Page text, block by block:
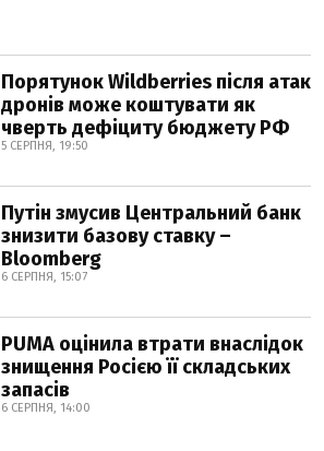
Порятунок Wildberries після атак
дронів може коштувати як
чверть дефіциту бюджету РФ
5 СЕРПНЯ, 19:50
Путін змусив Центральний банк
знизити базову ставку –
Bloomberg
6 СЕРПНЯ, 15:07
PUMA оцінила втрати внаслідок
знищення Росією її складських
запасів
6 СЕРПНЯ, 14:00